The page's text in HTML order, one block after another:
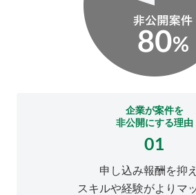
企業が案件を
非公開にする理由
01
申し込み報酬を抑え
スキルや経験がよりマ